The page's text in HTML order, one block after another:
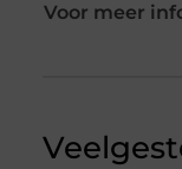
Voor meer